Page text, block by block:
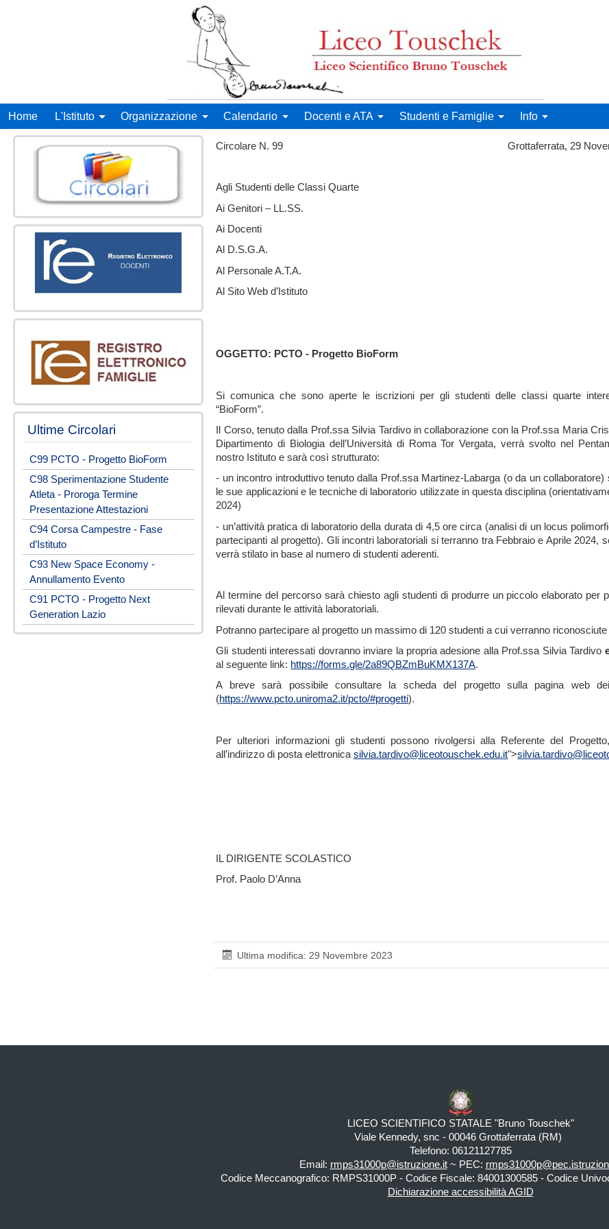
Liceo Scientifico Statale Bruno Touschek
Menu principale
Home L'Istituto Organizzazione Calendario Docenti e ATA Studenti e Famiglie Info
Ultime Circolari
C99 PCTO - Progetto BioForm
C98 Sperimentazione Studente
Atleta - Proroga Termine
Presentazione Attestazioni
C94 Corsa Campestre - Fase
d’Istituto
C93 New Space Economy -
Annullamento Evento
C91 PCTO - Progetto Next
Generation Lazio
Circolare N. 99 Grottaferrata, 29 Novembre
Agli Studenti delle Classi Quarte
Ai Genitori – LL.SS.
Ai Docenti
Al D.S.G.A.
Al Personale A.T.A.
Al Sito Web d’Istituto
OGGETTO: PCTO - Progetto BioForm
Si comunica che sono aperte le iscrizioni per gli studenti delle classi quarte
“BioForm”.
Il Corso, tenuto dalla Prof.ssa Silvia Tardivo in collaborazione con la Prof.ssa Maria
Dipartimento di Biologia dell’Università di Roma Tor Vergata, verrà svolto nel
nostro Istituto e sarà così strutturato:
- un incontro introduttivo tenuto dalla Prof.ssa Martinez-Labarga (o da un collaboratore)
le sue applicazioni e le tecniche di laboratorio utilizzate in questa disciplina
2024)
- un’attività pratica di laboratorio della durata di 4,5 ore circa (analisi di un locus
partecipanti al progetto). Gli incontri laboratoriali si terranno tra Febbraio e Aprile 2024,
verrà stilato in base al numero di studenti aderenti.
Al termine del percorso sarà chiesto agli studenti di produrre un piccolo elaborato per
rilevati durante le attività laboratoriali.
Potranno partecipare al progetto un massimo di 120 studenti a cui verranno
Gli studenti interessati dovranno inviare la propria adesione alla Prof.ssa Silvia Tardivo
al seguente link: https://forms.gle/2a89QBZmBuKMX137A.
A breve sarà possibile consultare la scheda del progetto sulla pagina web
(https://www.pcto.uniroma2.it/pcto/#progetti).
Per ulteriori informazioni gli studenti possono rivolgersi alla Referente del
all’indirizzo di posta elettronicasilvia.tardivo@liceotouschek.edu.it">
IL DIRIGENTE SCOLASTICO
Prof. Paolo D’Anna
Ultima modifica: 29 Novembre 2023
LICEO SCIENTIFICO STATALE "Bruno Touschek"
Viale Kennedy, snc - 00046 Grottaferrata (RM)
Telefono: 06121127785
Email: rmps31000p@istruzione.it~ PEC:
Codice Meccanografico: RMPS31000P - Codice Fiscale: 84001300585 - Codice
Dichiarazione accessibilità AGID